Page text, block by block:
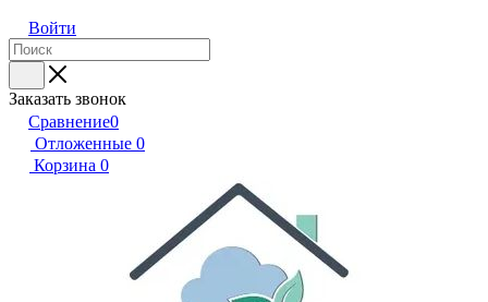
Войти
Заказать звонок
Сравнение0
Отложенные 0
Корзина 0